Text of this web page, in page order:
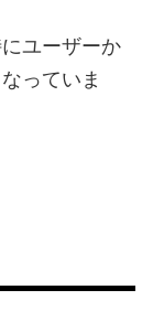
ユーザーか
っていま